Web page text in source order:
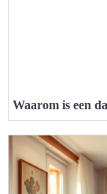
Waarom is een